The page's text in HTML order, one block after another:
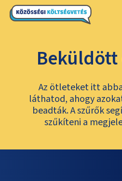
Az ötleteket itt
láthatod, ahogy
beadták. A szűrők
szűkíteni a